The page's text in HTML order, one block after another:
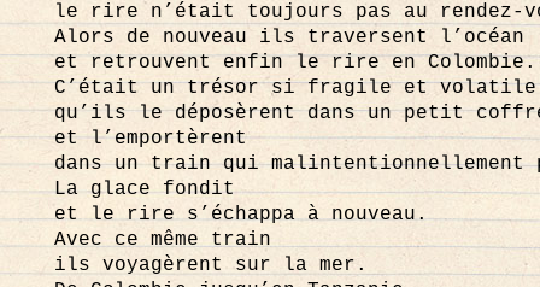
le rire n’était toujours pas au rendez-
Alors de nouveau ils traversent l’océan
et retrouvent enfin le rire en Colombie.
C’était un trésor si fragile et volatile
qu’ils le déposèrent dans un petit
et l’emportèrent
dans un train qui
La glace fondit
et le rire s’échappa à nouveau.
Avec ce même train
ils voyagèrent sur la mer.